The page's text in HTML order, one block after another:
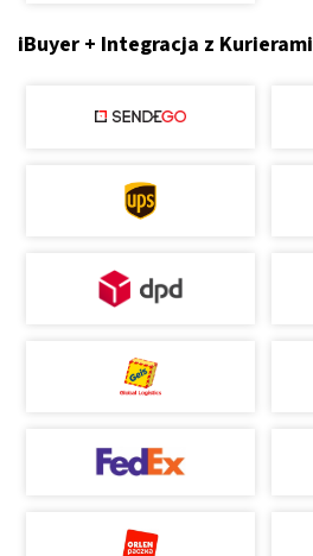
iBuyer + Integracja z Kurierami